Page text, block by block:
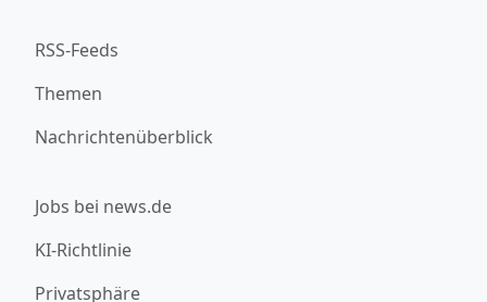
RSS-Feeds
Themen
Nachrichtenüberblick
Jobs bei news.de
KI-Richtlinie
Privatsphäre